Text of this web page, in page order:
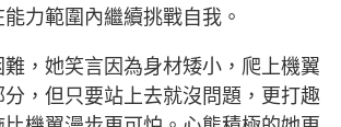
力範圍內繼續挑戰自我。
，她笑言因為身材矮小，爬上機翼
分，但只要站上去就沒問題，更打趣